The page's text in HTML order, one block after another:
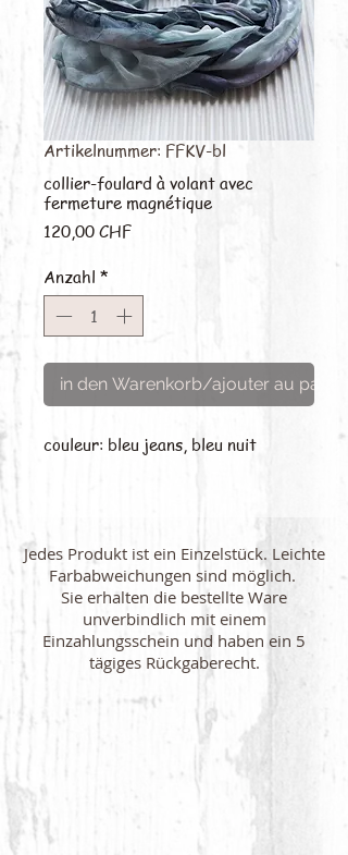
Artikelnummer: FFKV-bl
collier-foulard à volant avec
fermeture magnétique
120,00 CHFPreis
Anzahl *
in den Warenkorb/ajouter au panier
couleur: bleu jeans, bleu nuit
Jedes Produkt ist ein Einzelstück. Leichte
Farbabweichungen sind möglich.
Sie erhalten die bestellte Ware
unverbindlich mit einem
Einzahlungsschein und haben ein 5
tägiges Rückgaberecht.